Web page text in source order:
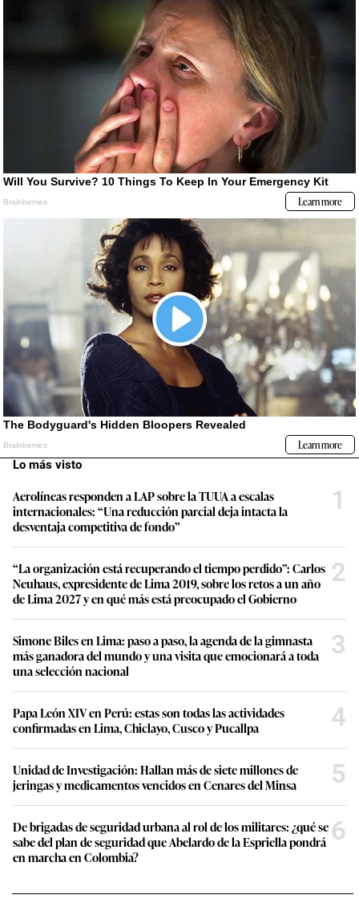
Lo más visto
Aerolíneas responden a LAP sobre la TUUA a escalas
internacionales: “Una reducción parcial deja intacta la
desventaja competitiva de fondo”
1
“La organización está recuperando el tiempo perdido”: Carlos
Neuhaus, expresidente de Lima 2019, sobre los retos a un año
de Lima 2027 y en qué más está preocupado el Gobierno
2
Simone Biles en Lima: paso a paso, la agenda de la gimnasta
más ganadora del mundo y una visita que emocionará a toda
una selección nacional
3
Papa León XIV en Perú: estas son todas las actividades
confirmadas en Lima, Chiclayo, Cusco y Pucallpa
4
Unidad de Investigación: Hallan más de siete millones de
jeringas y medicamentos vencidos en Cenares del Minsa
5
De brigadas de seguridad urbana al rol de los militares: ¿qué se
sabe del plan de seguridad que Abelardo de la Espriella pondrá
en marcha en Colombia?
6